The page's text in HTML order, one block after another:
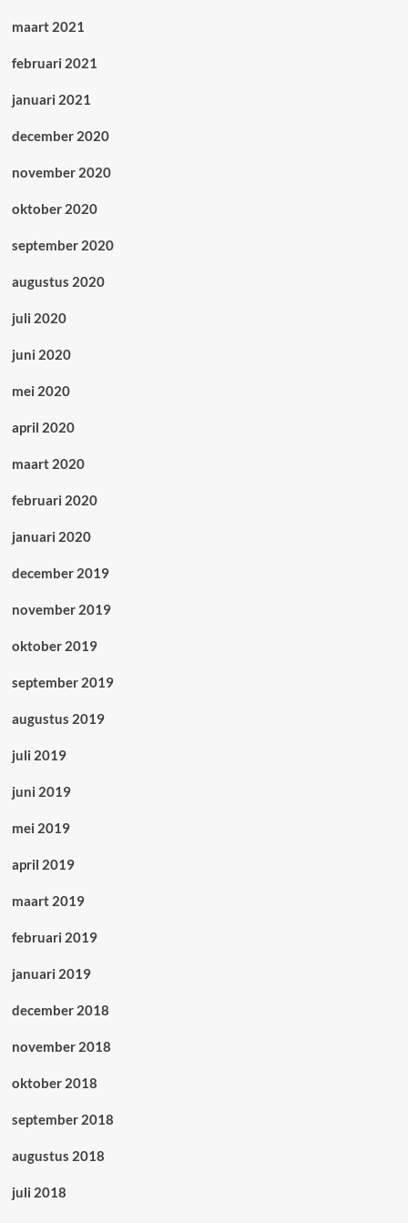
maart 2021
februari 2021
januari 2021
december 2020
november 2020
oktober 2020
september 2020
augustus 2020
juli 2020
juni 2020
mei 2020
april 2020
maart 2020
februari 2020
januari 2020
december 2019
november 2019
oktober 2019
september 2019
augustus 2019
juli 2019
juni 2019
mei 2019
april 2019
maart 2019
februari 2019
januari 2019
december 2018
november 2018
oktober 2018
september 2018
augustus 2018
juli 2018